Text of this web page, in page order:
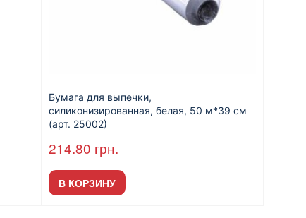
Бумага для выпечки,
силиконизированная, белая, 50 м*39 см
(арт. 25002)
214.80 грн.
В КОРЗИНУ